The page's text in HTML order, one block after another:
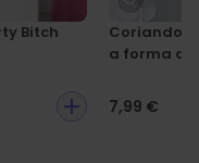
Bitch
Coriandoli
a forma di
7,99 €